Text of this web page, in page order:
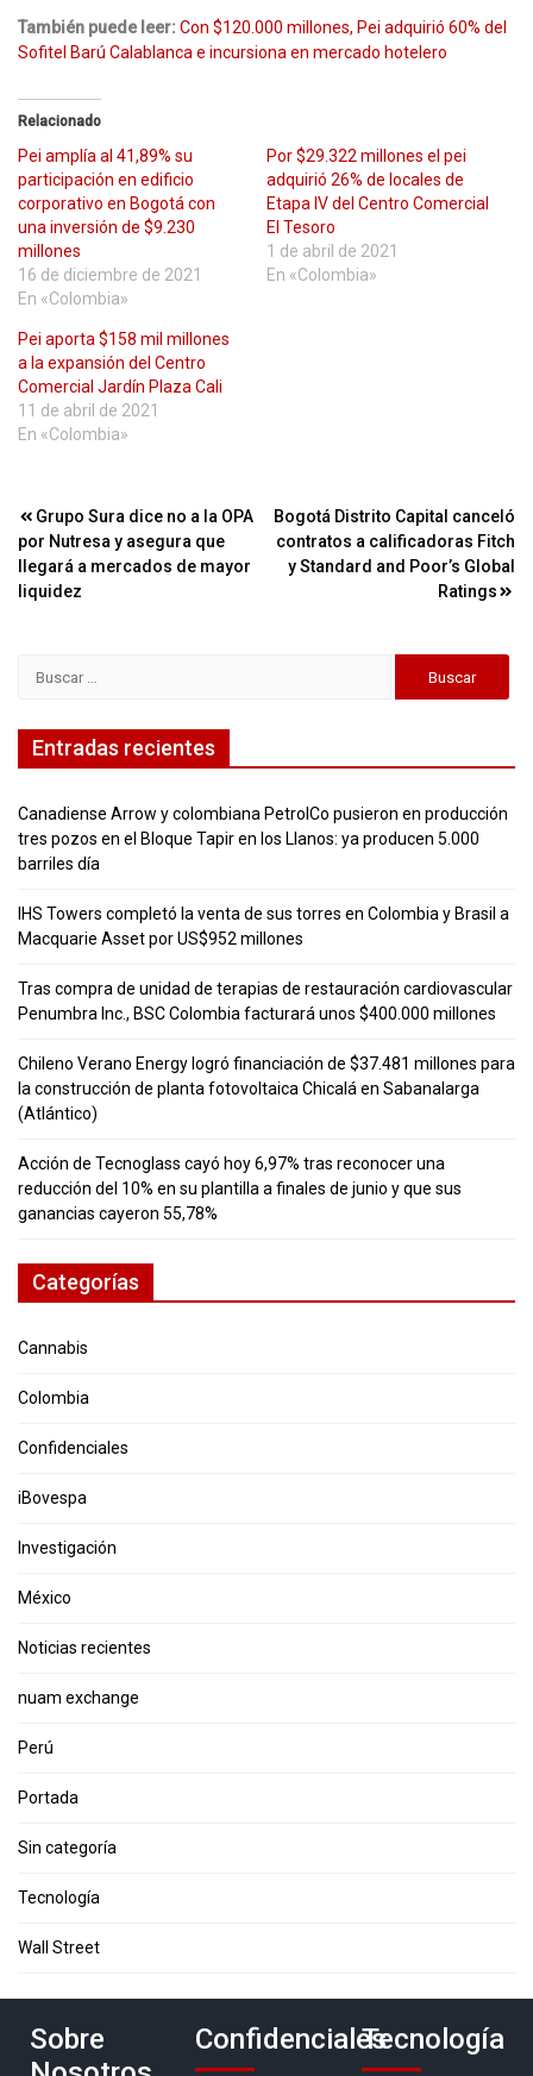
También puede leer: Con $120.000 millones, Pei adquirió 60% del
Sofitel Barú Calablanca e incursiona en mercado hotelero
Relacionado
Pei amplía al 41,89% su
participación en edificio
corporativo en Bogotá con
una inversión de $9.230
millones
16 de diciembre de 2021
En «Colombia»
Por $29.322 millones el pei
adquirió 26% de locales de
Etapa IV del Centro Comercial
El Tesoro
1 de abril de 2021
En «Colombia»
Pei aporta $158 mil millones
a la expansión del Centro
Comercial Jardín Plaza Cali
11 de abril de 2021
En «Colombia»
Navegación
de
entradas
Grupo Sura dice no a la OPA
por Nutresa y asegura que
llegará a mercados de mayor
liquidez
Bogotá Distrito Capital canceló
contratos a calificadoras Fitch
y Standard and Poor’s Global
Ratings
Entradas recientes
Canadiense Arrow y colombiana PetrolCo pusieron en producción
tres pozos en el Bloque Tapir en los Llanos: ya producen 5.000
barriles día
IHS Towers completó la venta de sus torres en Colombia y Brasil a
Macquarie Asset por US$952 millones
Tras compra de unidad de terapias de restauración cardiovascular
Penumbra Inc., BSC Colombia facturará unos $400.000 millones
Chileno Verano Energy logró financiación de $37.481 millones para
la construcción de planta fotovoltaica Chicalá en Sabanalarga
(Atlántico)
Acción de Tecnoglass cayó hoy 6,97% tras reconocer una
reducción del 10% en su plantilla a finales de junio y que sus
ganancias cayeron 55,78%
Categorías
Cannabis
Colombia
Confidenciales
iBovespa
Investigación
México
Noticias recientes
nuam exchange
Perú
Portada
Sin categoría
Tecnología
Wall Street
Sobre
ConfidencialesTecnología